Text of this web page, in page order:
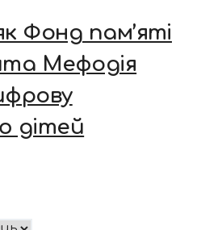
Фонд пам’яті
Мефодія
дітей